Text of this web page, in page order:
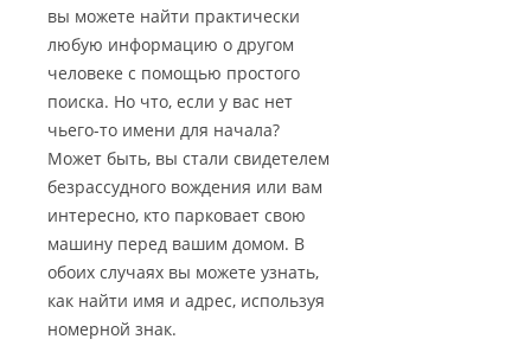
вы можете найти практически
любую информацию о другом
человеке с помощью простого
поиска. Но что, если у вас нет
чьего-то имени для начала?
Может быть, вы стали свидетелем
безрассудного вождения или вам
интересно, кто парковает свою
машину перед вашим домом. В
обоих случаях вы можете узнать,
как найти имя и адрес, используя
номерной знак.